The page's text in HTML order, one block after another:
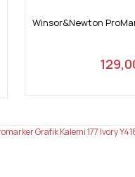
Winsor&Newton